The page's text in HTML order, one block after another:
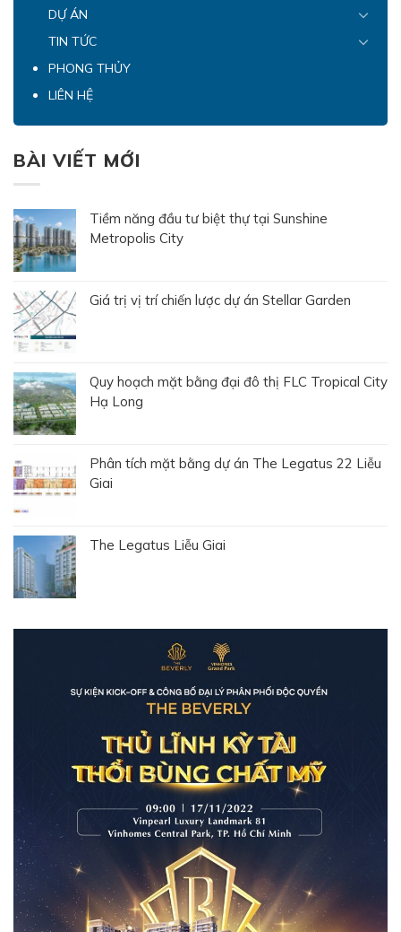
DỰ ÁN
TIN TỨC
PHONG THỦY
LIÊN HỆ
BÀI VIẾT MỚI
Tiềm năng đầu tư biệt thự tại Sunshine
Metropolis City
Giá trị vị trí chiến lược dự án Stellar Garden
Quy hoạch mặt bằng đại đô thị FLC Tropical City
Hạ Long
Phân tích mặt bằng dự án The Legatus 22 Liễu
Giai
The Legatus Liễu Giai